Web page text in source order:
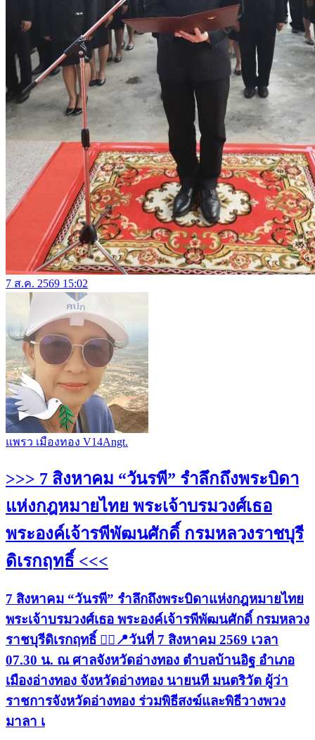
7 ส.ค. 2569 15:02
แพรว เมืองทอง V14Angt.
>>> 7 สิงหาคม “วันรพี” รำลึกถึงพระบิดา
แห่งกฎหมายไทย พระเจ้าบรมวงศ์เธอ
พระองค์เจ้ารพีพัฒนศักดิ์ กรมหลวงราชบุรี
ดิเรกฤทธิ์ <<<
7 สิงหาคม “วันรพี” รำลึกถึงพระบิดาแห่งกฎหมายไทย
พระเจ้าบรมวงศ์เธอ พระองค์เจ้ารพีพัฒนศักดิ์ กรมหลวง
ราชบุรีดิเรกฤทธิ์ 👨‍⚖️📍วันที่ 7 สิงหาคม 2569 เวลา
07.30 น. ณ ศาลจังหวัดอ่างทอง ตำบลบ้านอิฐ อำเภอ
เมืองอ่างทอง จังหวัดอ่างทอง นายนที มนตริวัต ผู้ว่า
ราชการจังหวัดอ่างทอง ร่วมพิธีสงฆ์และพิธีวางพวง
มาลา เ